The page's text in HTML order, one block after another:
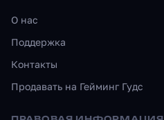
О нас
Поддержка
Контакты
Продавать на Гейминг Гудс